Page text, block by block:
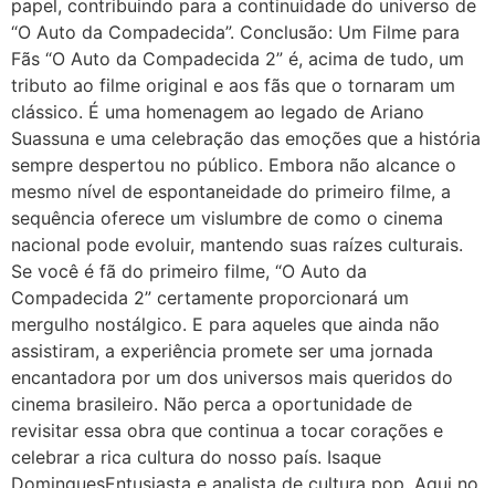
papel, contribuindo para a continuidade do universo de
“O Auto da Compadecida”. Conclusão: Um Filme para
Fãs “O Auto da Compadecida 2” é, acima de tudo, um
tributo ao filme original e aos fãs que o tornaram um
clássico. É uma homenagem ao legado de Ariano
Suassuna e uma celebração das emoções que a história
sempre despertou no público. Embora não alcance o
mesmo nível de espontaneidade do primeiro filme, a
sequência oferece um vislumbre de como o cinema
nacional pode evoluir, mantendo suas raízes culturais.
Se você é fã do primeiro filme, “O Auto da
Compadecida 2” certamente proporcionará um
mergulho nostálgico. E para aqueles que ainda não
assistiram, a experiência promete ser uma jornada
encantadora por um dos universos mais queridos do
cinema brasileiro. Não perca a oportunidade de
revisitar essa obra que continua a tocar corações e
celebrar a rica cultura do nosso país. Isaque
DominguesEntusiasta e analista de cultura pop. Aqui no